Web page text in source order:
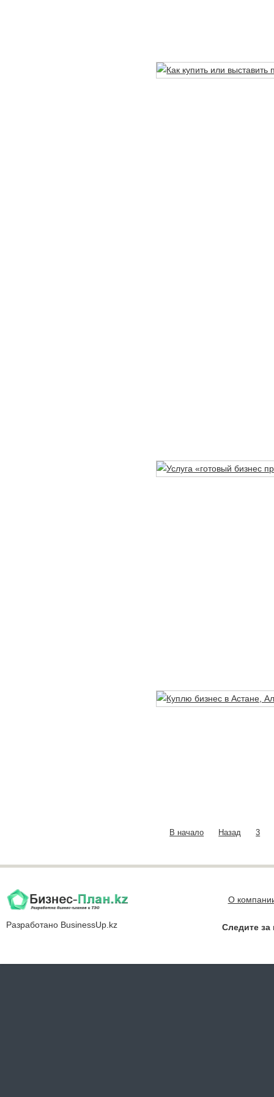
В начало Назад 3
Разработано BusinessUp.kz
О
Следите за